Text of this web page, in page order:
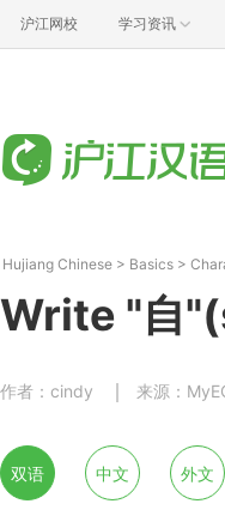
沪江网校 学习资讯
Hujiang Chinese > Basics >
Write "自
作者：cindy 来源：
双语 中文 外文